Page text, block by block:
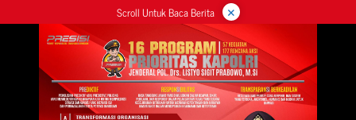
ke
Scroll Untuk Baca Berita ×